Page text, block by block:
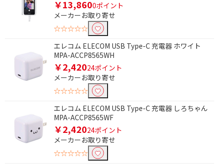
￥13,8600ポイント
メーカーお取り寄せ
☆☆☆☆☆
エレコム ELECOM USB Type-C 充電器 ホワイト
MPA-ACCP8565WH
￥2,42024ポイント
メーカーお取り寄せ
☆☆☆☆☆
エレコム ELECOM USB Type-C 充電器 しろちゃん
MPA-ACCP8565WF
￥2,42024ポイント
メーカーお取り寄せ
☆☆☆☆☆
条件で絞り込む
フリーワードで絞り込む
除外する
除外する にチェックを入れると、指定したワード
を除外して検索します。
価格で絞り込む
円